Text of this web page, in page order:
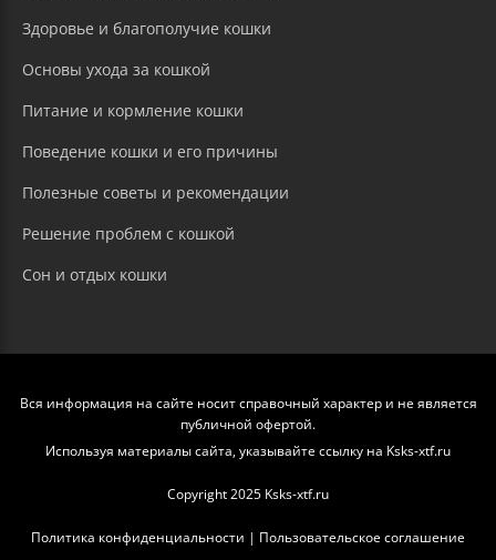
Здоровье и благополучие кошки
Основы ухода за кошкой
Питание и кормление кошки
Поведение кошки и его причины
Полезные советы и рекомендации
Решение проблем с кошкой
Сон и отдых кошки
Вся информация на сайте носит справочный характер и не является
публичной офертой.
Используя материалы сайта, указывайте ссылку на Ksks-xtf.ru
Copyright 2025 Ksks-xtf.ru
Политика конфиденциальности | Пользовательское соглашение